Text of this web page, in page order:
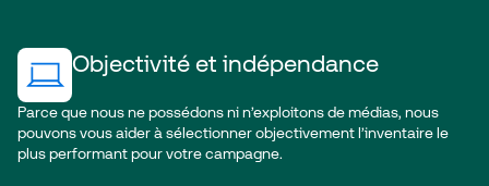
Objectivité et indépendance
Parce que nous ne possédons ni n’exploitons de médias, nous
pouvons vous aider à sélectionner objectivement l’inventaire le
plus performant pour votre campagne.